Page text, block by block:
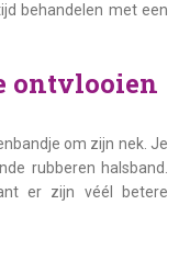
behandelen met een
ontvlooien
om zijn nek. Je
rubberen halsband.
er zijn véél betere